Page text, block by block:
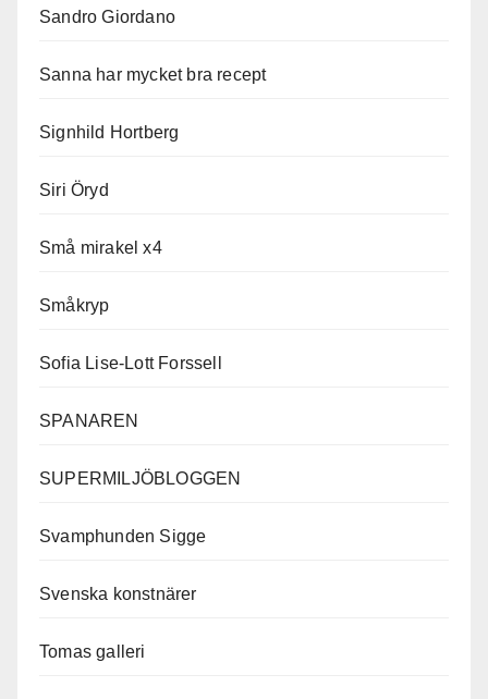
Sandro Giordano
Sanna har mycket bra recept
Signhild Hortberg
Siri Öryd
Små mirakel x4
Småkryp
Sofia Lise-Lott Forssell
SPANAREN
SUPERMILJÖBLOGGEN
Svamphunden Sigge
Svenska konstnärer
Tomas galleri